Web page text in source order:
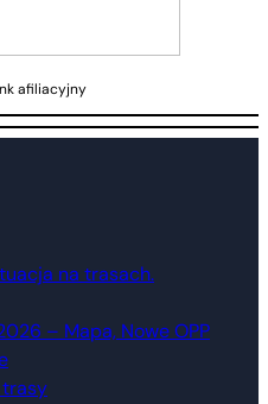
afiliacyjny
na trasach.
– Mapa, Nowe OPP